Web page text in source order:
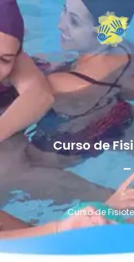
Curso de
Curso de
Liga
LIGA
CURSOS